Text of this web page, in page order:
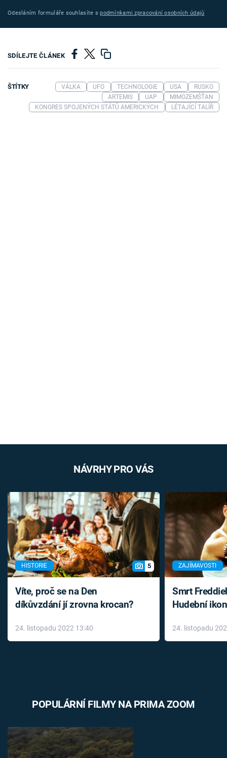
Odesláním formuláře souhlasíte spodmínkami zpracování osobních údajů
SDÍLEJTE ČLÁNEK
ŠTÍTKY VÁLKA UFO TECHNOLOGIE USA
RUSKO
ARTEMIS
UAP
MIMOZEMŠŤAN
KONGRES SPOJENÝCH STÁTŮ AMERICKÝCH
LÉTAJÍCÍ TALÍŘ
NÁVRHY PRO VÁS
HISTORIE 5
Víte, proč se na Den
díkůvzdání jí zrovna krocan?
24. listopadu 2022 13:40
ZAJÍMAVOSTI
Smrt
Hudební
léky
24. listopadu
POPULÁRNÍ FILMY NA PRIMA ZOOM